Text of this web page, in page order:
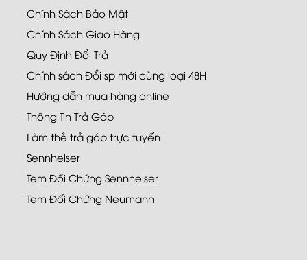
Chính Sách Bảo Mật
Chính Sách Giao Hàng
Quy Định Đổi Trả
Chính sách Đổi sp mới cùng loại 48H
Hướng dẫn mua hàng online
Thông Tin Trả Góp
Làm thẻ trả góp trực tuyến
Sennheiser
Tem Đối Chứng Sennheiser
Tem Đối Chứng Neumann